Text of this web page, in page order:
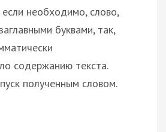
необходимо, слово,
буквами, так,
содержанию текста.
полученным словом.